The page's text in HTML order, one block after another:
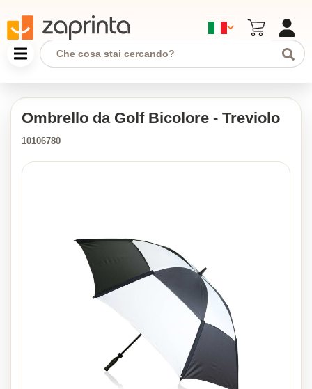
Ombrello da Golf Bicolore - Treviolo
10106780